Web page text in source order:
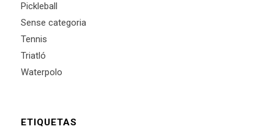
Pickleball
Sense categoria
Tennis
Triatló
Waterpolo
ETIQUETAS